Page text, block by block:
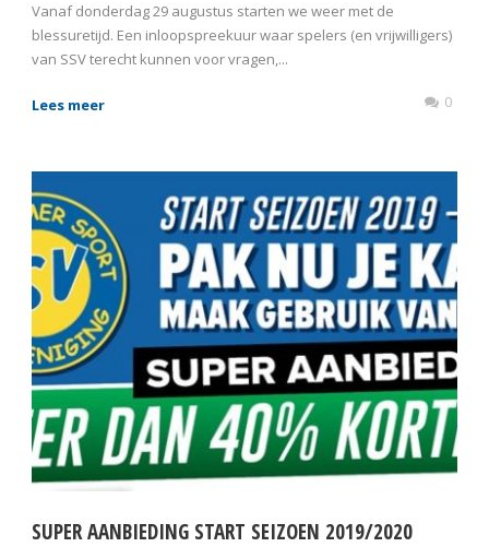
Vanaf donderdag 29 augustus starten we weer met de
blessuretijd. Een inloopspreekuur waar spelers (en vrijwilligers)
van SSV terecht kunnen voor vragen,...
Lees meer 0
SUPER AANBIEDING START SEIZOEN 2019/2020